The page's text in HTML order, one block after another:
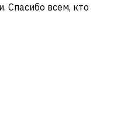
Спасибо всем, кто